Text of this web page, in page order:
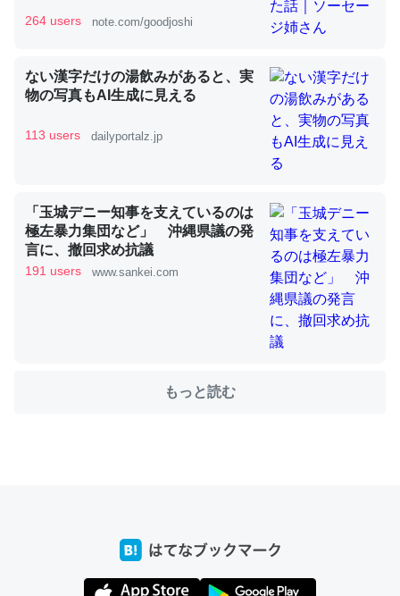
論文では「淡水はカルシウムも酸素も不足してて両方に不
いる鋏角類（カブトガニ・ウミグモ）はカルシウムを使わ
ずキチンを強化してる筈だが、酵素が違うのか？
─ニュース :: 【研究発表】昆虫学の大問題＝「昆虫はなぜ海にいな
いのか」に関する新仮説
これを元に考えるとカルシウムを大量に使う脊椎動物と貝
類は苦労してるんだな…。腹足類だと殻を無くしてナメク
─ニュース :: 【研究発表】昆虫学の大問題＝「昆虫はなぜ海にいな
─たまにLINEするくらいだった遠方の父67歳と僕。ITツール導入で
コミュニケーションが劇的に変化した｜tayorini by LIFULL介護
264 users note.com/goodjoshi
ない漢字だけの湯飲みがあると、実
物の写真もAI生成に見える
113 users dailyportalz.jp
「玉城デニー知事を支えているのは
極左暴力集団など」 沖縄県議の発
言に、撤回求め抗議
191 users www.sankei.com
もっと読む